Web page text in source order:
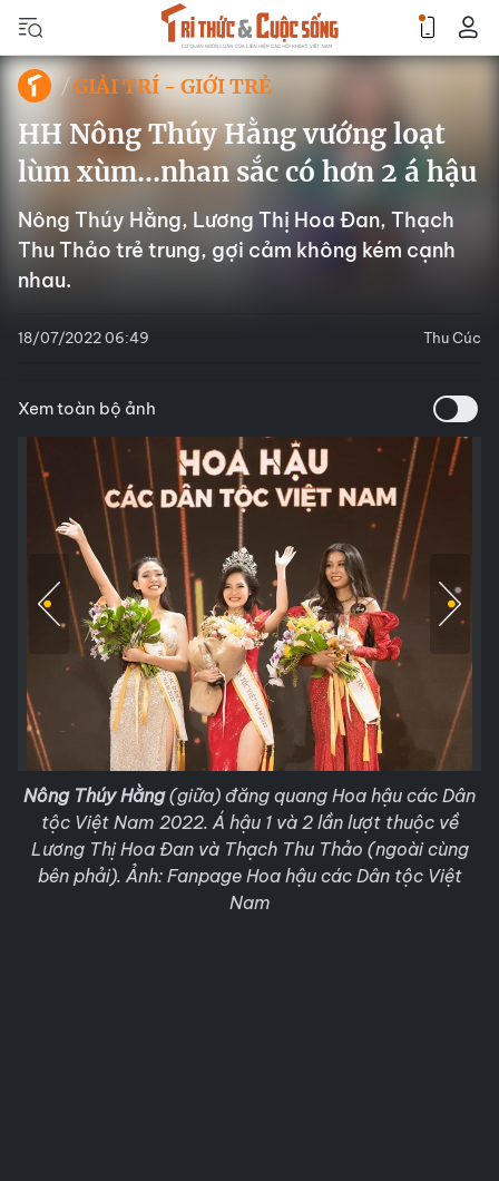
GIẢI TRÍ - GIỚI TRẺ
HH Nông Thúy Hằng vướng loạt
lùm xùm…nhan sắc có hơn 2 á hậu
Nông Thúy Hằng, Lương Thị Hoa Đan, Thạch
Thu Thảo trẻ trung, gợi cảm không kém cạnh
nhau.
18/07/2022 06:49 Thu Cúc
Xem toàn bộ ảnh
Nông Thúy Hằng(giữa) đăng quang Hoa hậu các Dân
tộc Việt Nam 2022. Á hậu 1 và 2 lần lượt thuộc về
Lương Thị Hoa Đan và Thạch Thu Thảo (ngoài cùng
bên phải). Ảnh: Fanpage Hoa hậu các Dân tộc Việt
Nam